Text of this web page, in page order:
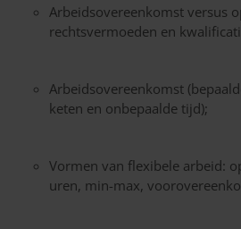
Arbeidsovereenkomst versus
rechtsvermoeden en
Arbeidsovereenkomst
keten en onbepaalde tijd);
Vormen van flexibele arbeid:
uren, min-max,